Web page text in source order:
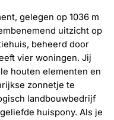
gelegen op 1036 m
uitzicht op
beheerd door
vier woningen. Jij
houten elementen en
zonnetje te
landbouwbedrijf
huispony. Als je